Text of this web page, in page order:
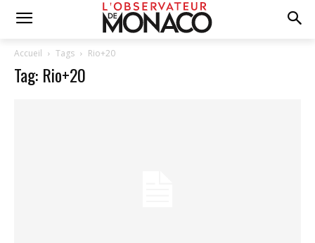
Accueil Tags Rio+20
Tag: Rio+20